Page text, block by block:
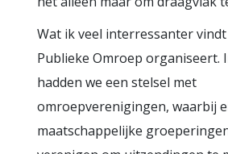
Wat ik veel interressanter vindt
Publieke Omroep organiseert.
hadden we een stelsel met
omroepverenigingen, waarbij
maatschappelijke